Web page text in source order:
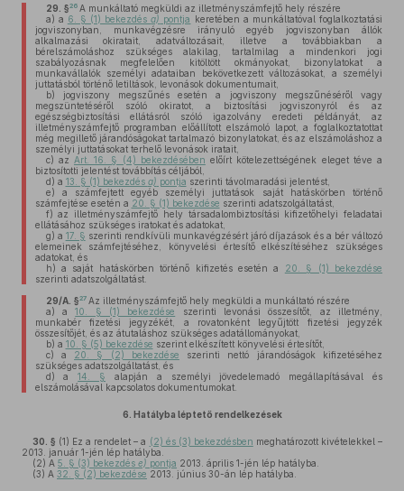
29. §26 A munkáltató megküldi az illetményszámfejtő hely részére
a) a 6. § (1) bekezdésa) pontja keretében a munkáltatóval foglalkoztatási
jogviszonyban, munkavégzésre irányuló egyéb jogviszonyban állók
alkalmazási okiratait, adatváltozásait, illetve a továbbiakban a
bérelszámoláshoz szükséges alakilag, tartalmilag a mindenkori jogi
szabályozásnak megfelelően kitöltött okmányokat, bizonylatokat a
munkavállalók személyi adataiban bekövetkezett változásokat, a személyi
juttatásból történő letiltások, levonások dokumentumait,
b) jogviszony megszűnés esetén a jogviszony megszűnéséről vagy
megszüntetéséről szóló okiratot, a biztosítási jogviszonyról és az
egészségbiztosítási ellátásról szóló igazolvány eredeti példányát, az
illetményszámfejtő programban előállított elszámoló lapot, a foglalkoztatottat
még megillető járandóságokat tartalmazó bizonylatokat, és az elszámoláshoz a
személyi juttatásokat terhelő levonások iratait,
c) az Art. 16. § (4) bekezdésében előírt kötelezettségének eleget téve a
biztosítotti jelentést továbbítás céljából,
d) a 13. § (1) bekezdés a) pontja szerinti távolmaradási jelentést,
e) a számfejtett egyéb személyi juttatások saját hatáskörben történő
számfejtése esetén a 20. § (1) bekezdése szerinti adatszolgáltatást,
f) az illetményszámfejtő hely társadalombiztosítási kifizetőhelyi feladatai
ellátásához szükséges iratokat és adatokat,
g) a 17. § szerinti rendkívüli munkavégzésért járó díjazások és a bér változó
elemeinek számfejtéséhez, könyvelési értesítő elkészítéséhez szükséges
adatokat, és
h) a saját hatáskörben történő kifizetés esetén a
20. § (1) bekezdése
szerinti adatszolgáltatást.
29/A. §27 Az illetményszámfejtő hely megküldi a munkáltató részére
a) a10. § (1) bekezdése
szerinti levonási összesítőt, az illetmény,
munkabér fizetési jegyzékét, a rovatonként legyűjtött fizetési jegyzék
összesítőjét, és az átutaláshoz szükséges adatállományokat,
b) a 10. § (5) bekezdése szerint elkészített könyvelési értesítőt,
c) a 20. § (2) bekezdése szerinti nettó járandóságok kifizetéséhez
szükséges adatszolgáltatást, és
d) a14. § alapján a személyi jövedelemadó megállapításával és
elszámolásával kapcsolatos dokumentumokat.
6. Hatályba léptető rendelkezések
30. § (1) Ez a rendelet – a (2) és (3) bekezdésben meghatározott kivételekkel –
2013. január 1-jén lép hatályba.
(2) A 5. § (3) bekezdés e) pontja 2013. április 1-jén lép hatályba.
(3) A 32. § (2) bekezdése 2013. június 30-án lép hatályba.